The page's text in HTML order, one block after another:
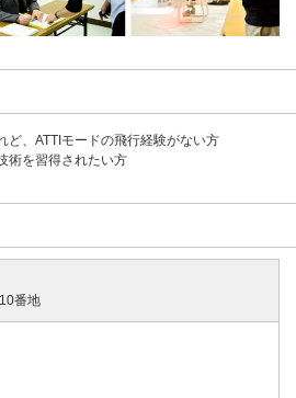
、ATTIモードの飛行経験がない方
術を習得されたい方
番地